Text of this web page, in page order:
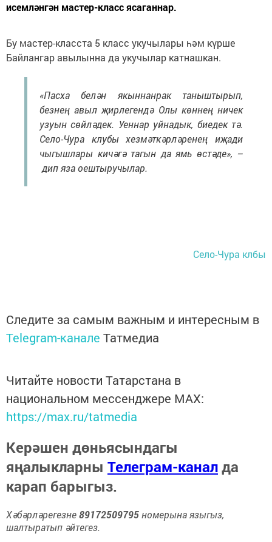
исемләнгән мастер-класс ясаганнар.
Бу мастер-класста 5 класс укучылары һәм күрше
Байлангар авылынна да укучылар катнашкан.
«Пасха белән якыннанрак таныштырып,
безнең авыл җирлегендә Олы көннең ничек
узуын сөйләдек. Уеннар уйнадык, биедек тә.
Село-Чура клубы хезмәткәрләренең иҗади
чыгышлары кичәгә тагын да ямь өстәде», –
дип яза оештыручылар.
Село-Чура клбы
Следите за самым важным и интересным в
Telegram-канале Татмедиа
Читайте новости Татарстана в
национальном мессенджере MАХ:
https://max.ru/tatmedia
Керәшен дөньясындагы
яңалыкларны Телеграм-каналда
карап барыгыз.
Хәбәрләрегезне89172509795номерына языгыз,
шалтыратып әйтегез.